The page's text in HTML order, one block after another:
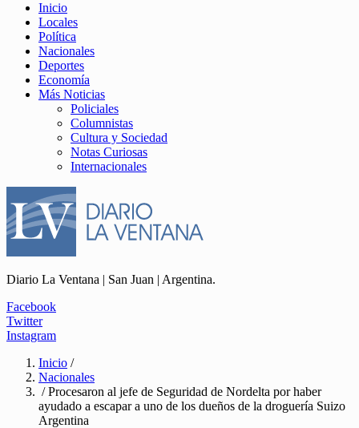
Inicio
Locales
Política
Nacionales
Deportes
Economía
Más Noticias
Policiales
Columnistas
Cultura y Sociedad
Notas Curiosas
Internacionales
Diario La Ventana | San Juan | Argentina.
Facebook
Twitter
Instagram
Inicio /
Nacionales
/ Procesaron al jefe de Seguridad de Nordelta por haber
ayudado a escapar a uno de los dueños de la droguería Suizo
Argentina